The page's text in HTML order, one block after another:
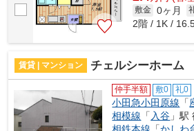
敷金 0ヶ月
2階 / 1K /
賃貸 | マンション チェルシーホーム
仲手半額 敷0 礼0
小田急小田原線 「
相模線 「 入谷 」駅